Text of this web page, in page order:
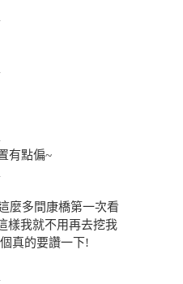
有點偏~
麼多間康橋第一次看
樣我就不用再去挖我
真的要讚一下!